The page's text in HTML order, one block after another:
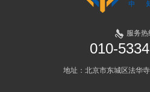
服务热
010-
地址：北京市东城区法华